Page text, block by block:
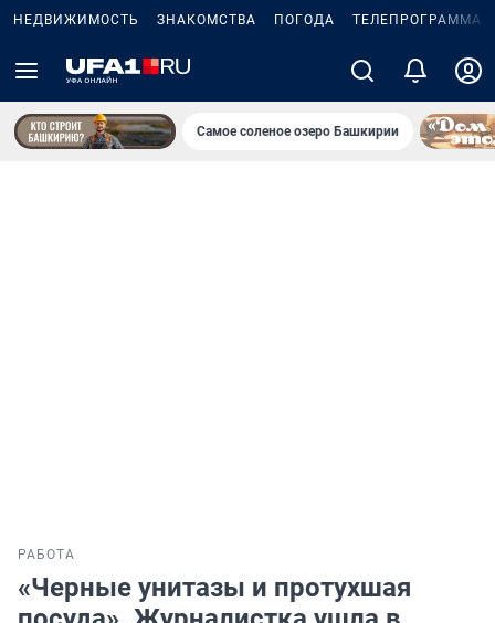
НЕДВИЖИМОСТЬ ЗНАКОМСТВА ПОГОДА ТЕЛЕПРОГРАММА
Самое соленое озеро Башкирии
РАБОТА
«Черные унитазы и протухшая